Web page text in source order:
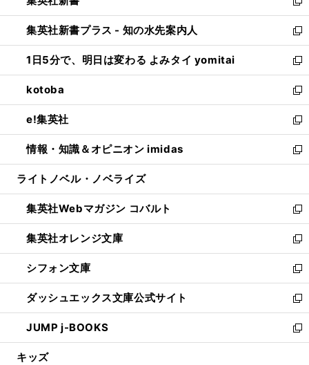
開
く
ン
ド
ウ
で
開
く
い
ウ
ィ
ン
ド
ウ
で
開
く
新
し
い
ウ
ィ
ン
ド
ウ
で
開
く
集英社新書プラス - 知の水先案内人
新
し
い
ウ
ィ
ン
ド
ウ
で
開
1日5分で、明日は変わる よみタイ yomitai
新
し
い
ウ
ィ
ン
ド
ウ
開
く
kotoba
新
し
い
ウ
ィ
ン
ウ
で
開
く
e!集英社
新
し
い
ウ
ン
ド
ウ
で
開
く
情報・知識＆オピニオン imidas
新
し
ウ
ィ
ン
ド
ウ
で
開
く
ライトノベル・ノベライズ
集英社Webマガジン コバルト
新
し
い
ウ
ィ
ン
ド
ウ
で
開
集英社オレンジ文庫
新
し
い
ウ
ィ
ン
ド
ウ
シフォン文庫
新
し
い
ウ
ィ
ン
ダッシュエックス文庫公式サイト
新
し
い
ウ
JUMP j-BOOKS
新
し
キッズ